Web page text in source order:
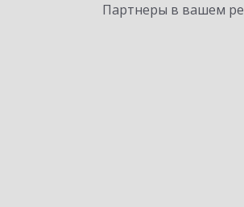
Партнеры в вашем